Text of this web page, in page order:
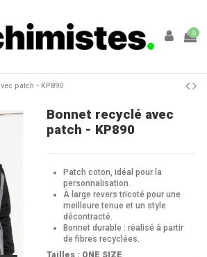
0
patch - KP890
Bonnet recyclé avec
patch - KP890
Patch coton, idéal pour la
personnalisation.
À large revers tricoté pour une
meilleure tenue et un style
décontracté.
Bonnet durable : réalisé à partir
de fibres recyclées.
Tailles : ONE SIZE